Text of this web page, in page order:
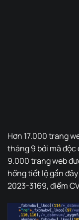
Hơn 17.000 trang
tháng 9 bởi mã độc
9.000 trang web
hổng tiết lộ gần
2023-3169, điểm